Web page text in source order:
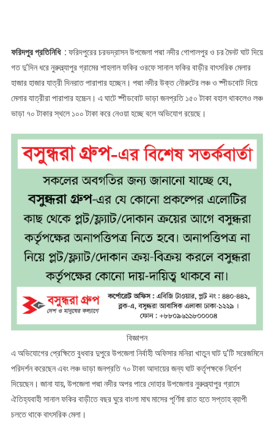
হচ্ছে
বলে
অভিযোগ
ফরিদপুর প্রতিনিধি : ফরিদপুরের চরভদ্রাসন উপজেলা পদ্মা নদীর গোপালপুর ও চর মৈনট ঘাট দিয়ে
গত দু’দিন ধরে নুরুল্ল্যাপুর গ্রামের শাহলাল ফকির ওরফে সানাল ফকির বাড়ীর বাৎসরিক মেলার
হাজার হাজার যাত্রী দিনরাত পারাপার হচ্ছেন। পদ্মা নদীর উক্ত নৌরুটের লঞ্চ ও ষ্পীডবোট দিয়ে
মেলার যাত্রীরা পারাপার হচ্চেন। এ ঘাটে ষ্পীডবোট ভাড়া জনপ্রতি ১৫০ টাকা বহাল থাকলেও লঞ্চ
ভাড়া ৭০ টাকার স্থলে ১০০ টাকা করে নেওয়া হচ্ছে বলে অভিযোগ রয়েছে।
বিজ্ঞাপন
এ অভিযোগের প্রেক্ষিতে বুধবার দুপুরে উপজেলা নির্বাহী অফিসার মনিরা খাতুন ঘাট দু’টি সরেজমিনে
পরিদর্শন করেছেন এবং লঞ্চ ভাড়া জনপ্রতি ৭০ টাকা আদায়ের জন্য ঘাট কর্তৃপক্ষকে নির্দেশ
দিয়েছেন। জানা যায়, উপজেলা পদ্মা নদীর অপর পারে দোহার উপজেলার নুরুল্ল্যাপুর গ্রামে
ঐতিহ্যবাহী সানাল ফকির বাড়ীতে বছর ঘুরে বাংলা মাঘ মাসের পূর্ণিমা রাত হতে সপ্তাহ ব্যাপী
চলতে থাকে বাৎসরিক মেলা।